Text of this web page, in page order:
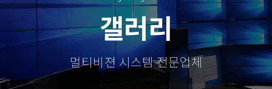
갤러리
멀티비젼 시스템 전문업체